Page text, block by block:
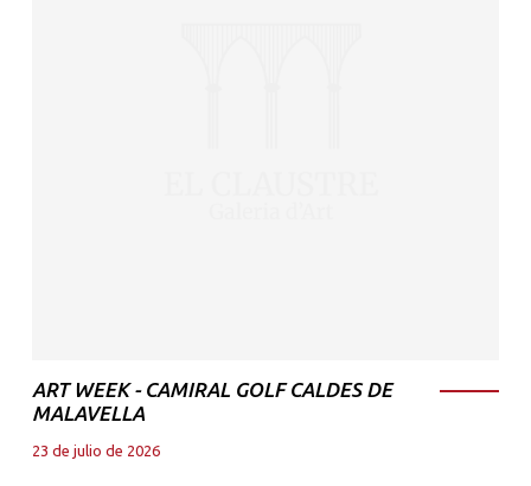
ART WEEK - CAMIRAL GOLF CALDES DE
MALAVELLA
23 de julio de 2026